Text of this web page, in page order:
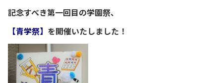
記念すべき第一回目の学園祭、
【青学祭】 を開催いたしました！